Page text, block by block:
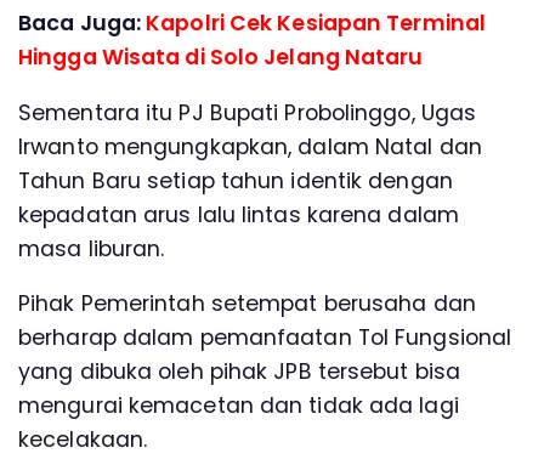
Baca Juga: Kapolri Cek Kesiapan Terminal
Hingga Wisata di Solo Jelang Nataru
Sementara itu PJ Bupati Probolinggo, Ugas
Irwanto mengungkapkan, dalam Natal dan
Tahun Baru setiap tahun identik dengan
kepadatan arus lalu lintas karena dalam
masa liburan.
Pihak Pemerintah setempat berusaha dan
berharap dalam pemanfaatan Tol Fungsional
yang dibuka oleh pihak JPB tersebut bisa
mengurai kemacetan dan tidak ada lagi
kecelakaan.